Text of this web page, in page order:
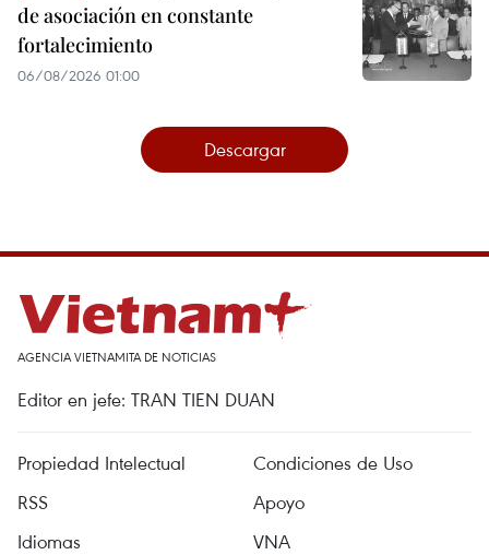
de asociación en constante
fortalecimiento
06/08/2026 01:00
Descargar
AGENCIA VIETNAMITA DE NOTICIAS
Editor en jefe: TRAN TIEN DUAN
Propiedad Intelectual
Condiciones de Uso
RSS
Apoyo
Idiomas
VNA